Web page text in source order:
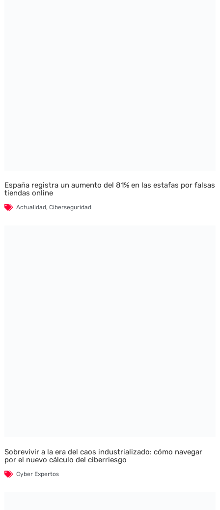
España registra un aumento del 81% en las estafas por falsas
tiendas online
Actualidad, Ciberseguridad
Sobrevivir a la era del caos industrializado: cómo navegar
por el nuevo cálculo del ciberriesgo
Cyber Expertos